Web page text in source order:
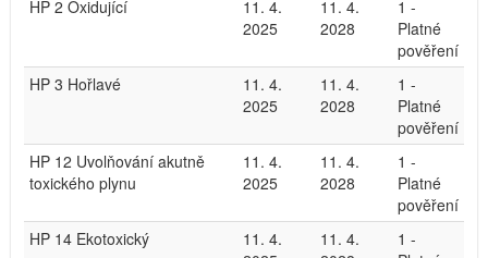
HP 2 Oxidující
11. 4.
2025
11. 4.
2028
1 -
Platné
pověření
HP 3 Hořlavé
11. 4.
2025
11. 4.
2028
1 -
Platné
pověření
HP 12 Uvolňování akutně
toxického plynu
11. 4.
2025
11. 4.
2028
1 -
Platné
pověření
HP 14 Ekotoxický
11. 4.
11. 4.
1 -